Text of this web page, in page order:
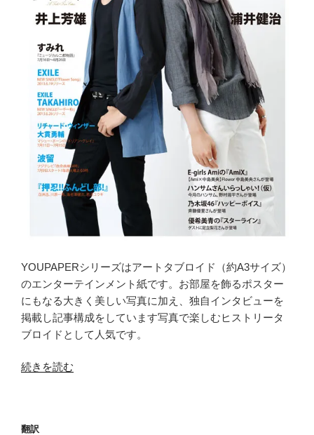
YOUPAPERシリーズはアートタブロイド（約A3サイズ）
のエンターテインメント紙です。お部屋を飾るポスター
にもなる大きく美しい写真に加え、独自インタビューを
掲載し記事構成をしています写真で楽しむヒストリータ
ブロイドとして人気です。
“YOUPAPER（vol.19）”
続きを読む
翻訳